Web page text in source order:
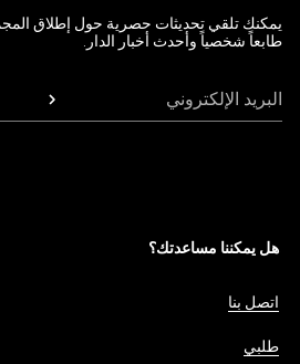
يمكنك تلقي تحديثات حصرية حول إطلاق
طابعاً شخصياً وأحدث أخبار الدار.
البريد الإلكتروني
هل يمكننا مساعدتك؟
اتصل بنا
طلبي